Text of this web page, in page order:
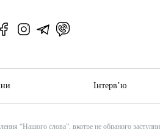
Інтерв’ю
“Нашого слова”, вкотре не обраного